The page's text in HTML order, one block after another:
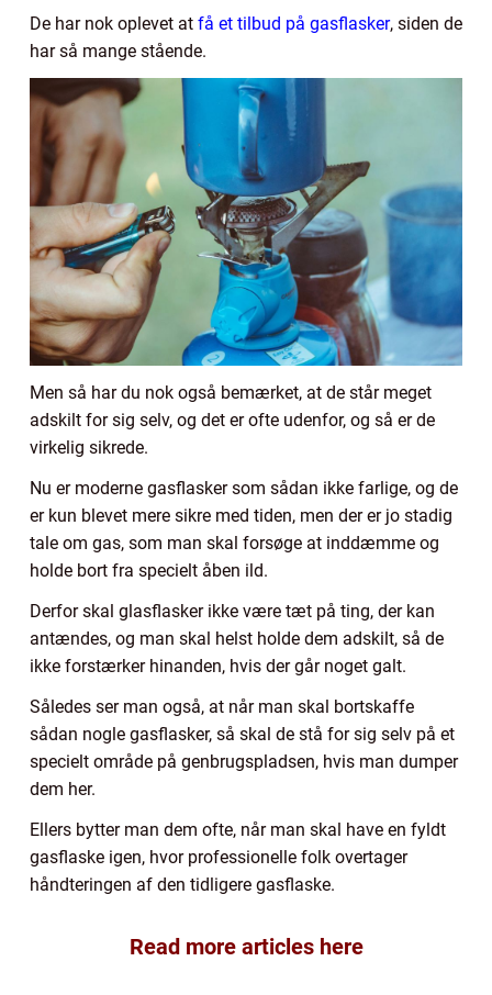
De har nok oplevet at få et tilbud på gasflasker, siden de
har så mange stående.
Men så har du nok også bemærket, at de står meget
adskilt for sig selv, og det er ofte udenfor, og så er de
virkelig sikrede.
Nu er moderne gasflasker som sådan ikke farlige, og de
er kun blevet mere sikre med tiden, men der er jo stadig
tale om gas, som man skal forsøge at inddæmme og
holde bort fra specielt åben ild.
Derfor skal glasflasker ikke være tæt på ting, der kan
antændes, og man skal helst holde dem adskilt, så de
ikke forstærker hinanden, hvis der går noget galt.
Således ser man også, at når man skal bortskaffe
sådan nogle gasflasker, så skal de stå for sig selv på et
specielt område på genbrugspladsen, hvis man dumper
dem her.
Ellers bytter man dem ofte, når man skal have en fyldt
gasflaske igen, hvor professionelle folk overtager
håndteringen af den tidligere gasflaske.
Read more articles here